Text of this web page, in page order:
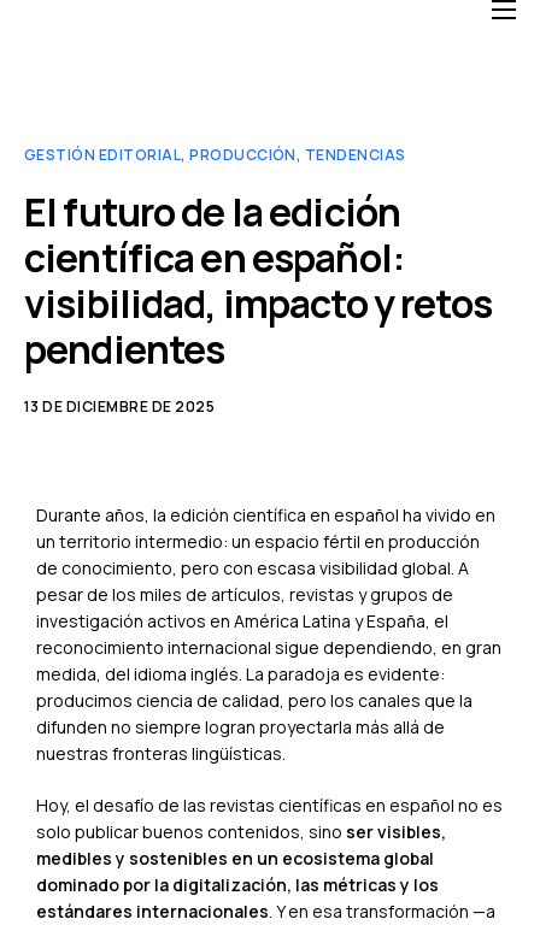
Blog
Nosotros
FAQ
GESTIÓN EDITORIAL,PRODUCCIÓN, TENDENCIAS
El futuro de la edición
científica en español:
visibilidad, impacto y retos
pendientes
13 DE DICIEMBRE DE 2025
Durante años, la edición científica en español ha vivido en
un territorio intermedio: un espacio fértil en producción
de conocimiento, pero con escasa visibilidad global. A
pesar de los miles de artículos, revistas y grupos de
investigación activos en América Latina y España, el
reconocimiento internacional sigue dependiendo, en gran
medida, del idioma inglés. La paradoja es evidente:
producimos ciencia de calidad, pero los canales que la
difunden no siempre logran proyectarla más allá de
nuestras fronteras lingüísticas.
Hoy, el desafío de las revistas científicas en español no es
solo publicar buenos contenidos, sino ser visibles,
medibles y sostenibles en un ecosistema global
dominado por la digitalización, las métricas y los
estándares internacionales. Y en esa transformación —a